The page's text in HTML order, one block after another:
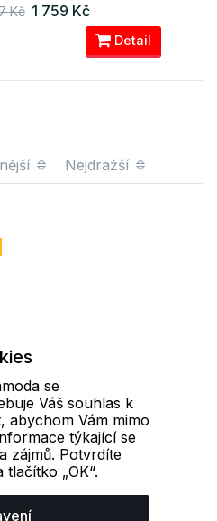
Kč 1 759 Kč
Detail
Nejdražší
se
Váš souhlas k
abychom Vám mimo
týkající se
zájmů. Potvrdíte
„OK“.